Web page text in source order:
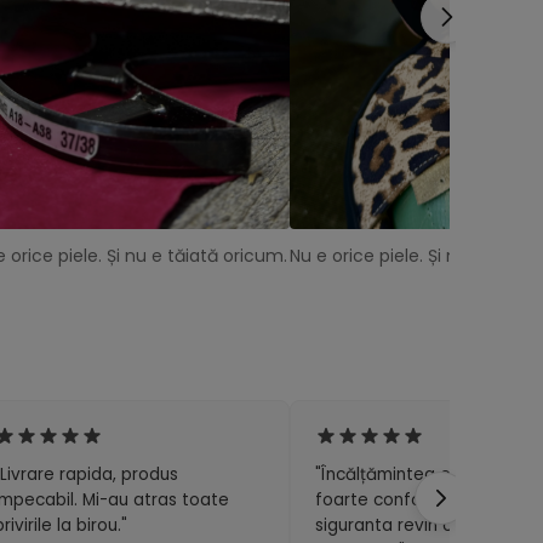
orice piele. Și nu e tăiată oricum. Nu e orice piele. Și nu e
rapida, produs
Mi-au atras toate
la birou."
"Încălțămintea e superbă și
foarte confortabilă. Cu
siguranta revin cu o nouă